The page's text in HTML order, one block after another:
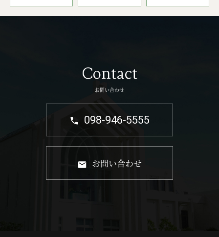
Contact
お問い合わせ
098-946-5555
お問い合わせ